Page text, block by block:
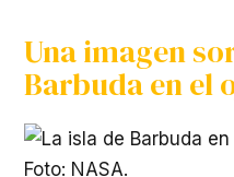
Una imagen
Barbuda en el